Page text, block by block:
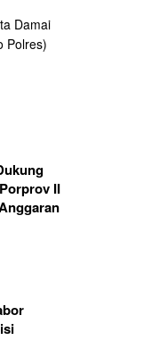
Damai
Polres)
II